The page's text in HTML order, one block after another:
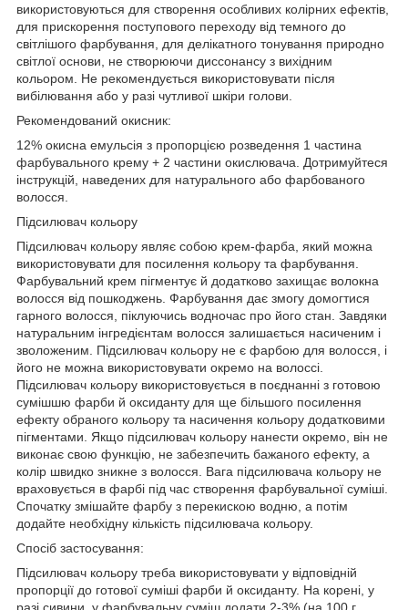
використовуються для створення особливих колірних ефектів,
для прискорення поступового переходу від темного до
світлішого фарбування, для делікатного тонування природно
світлої основи, не створюючи диссонансу з вихідним
кольором. Не рекомендується використовувати після
вибілювання або у разі чутливої шкіри голови.
Рекомендований окисник:
12% окисна емульсія з пропорцією розведення 1 частина
фарбувального крему + 2 частини окислювача.
Дотримуйтеся
інструкцій, наведених для натурального або фарбованого
волосся.
Підсилювач кольору
Підсилювач кольору являє собою крем-фарба, який можна
використовувати для посилення кольору та фарбування.
Фарбувальний крем пігментує й додатково захищає волокна
волосся від пошкоджень. Фарбування дає змогу домогтися
гарного волосся, піклуючись водночас про його стан. Завдяки
натуральним інгредієнтам волосся залишається насиченим і
зволоженим. Підсилювач кольору не є фарбою для волосся, і
його не можна використовувати окремо на волоссі.
Підсилювач кольору використовується в поєднанні з готовою
сумішшю фарби й оксиданту для ще більшого посилення
ефекту обраного кольору та насичення кольору додатковими
пігментами. Якщо підсилювач кольору нанести окремо, він не
виконає свою функцію, не забезпечить бажаного ефекту, а
колір швидко зникне з волосся. Вага підсилювача кольору не
враховується в фарбі під час створення фарбувальної суміші.
Спочатку змішайте фарбу з перекискою водню, а потім
додайте необхідну кількість підсилювача кольору.
Спосіб застосування:
Підсилювач кольору треба використовувати у відповідній
пропорції до готової суміші фарби й оксиданту. На корені, у
разі сивини, у фарбувальну суміш додати 2-3% (на 100 г